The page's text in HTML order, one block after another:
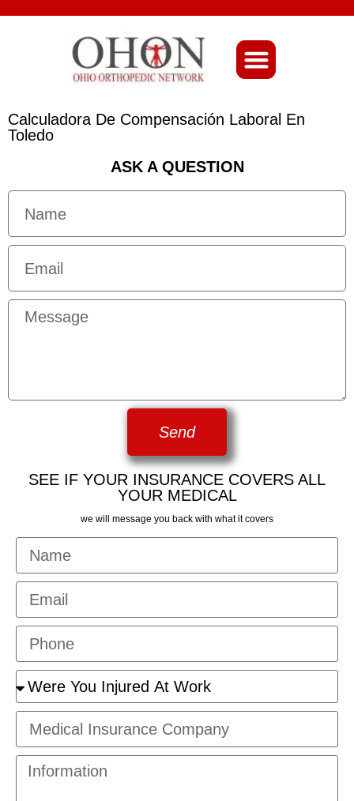
Calculadora De Compensación Laboral En
Toledo
ASK A QUESTION
Send
SEE IF YOUR INSURANCE COVERS ALL
YOUR MEDICAL
we will message you back with what it covers